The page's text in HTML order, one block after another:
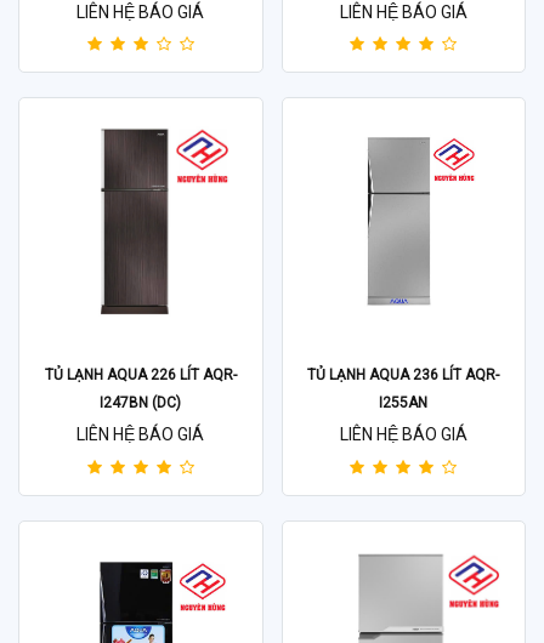
LIÊN HỆ BÁO GIÁ LIÊN HỆ BÁO GIÁ
TỦ LẠNH AQUA 226 LÍT AQR-
I247BN (DC)
LIÊN HỆ BÁO GIÁ
TỦ LẠNH AQUA 236 LÍT AQR-
I255AN
LIÊN HỆ BÁO GIÁ